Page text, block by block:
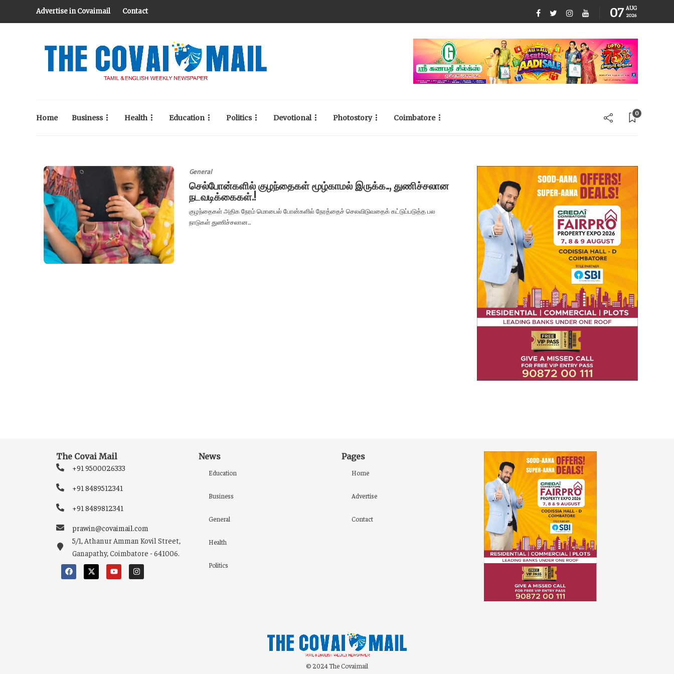
Advertise in Covaimail Contact 07 AUG
2026
Home Business Health Education Politics Devotional Photostory Coimbatore 0
General
செல்போன்களில் குழந்தைகள் மூழ்காமல் இருக்க.., துணிச்சலான
நடவடிக்கைகள்.!
குழந்தைகள் அதிக நேரம் மொபைல் போன்களில் நேரத்தைச் செலவிடுவதைக் கட்டுப்படுத்த பல
நாடுகள் துணிச்சலான...
The Covai Mail
+91 9500026333
+91 8489512341
+91 8489812341
prawin@covaimail.com
5/1, Athanur Amman Kovil Street,
Ganapathy, Coimbatore - 641006.
News
Education
Business
General
Health
Politics
Pages
Home
Advertise
Contact
© 2024 The Covaimail